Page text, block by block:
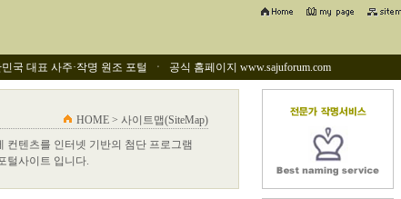
국 대표 사주·작명 원조 포털 ㆍ 공식 홈페이지 www.sajuforum.com
HOME > 사이트맵(SiteMap)
컨텐츠를 인터넷 기반의 첨단 프로그램
털사이트 입니다.